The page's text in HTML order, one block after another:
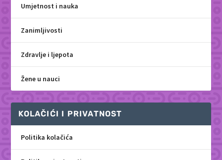
Umjetnost i nauka
Zanimljivosti
Zdravlje i ljepota
Žene u nauci
KOLAČIĆI I PRIVATNOST
Politika kolačića